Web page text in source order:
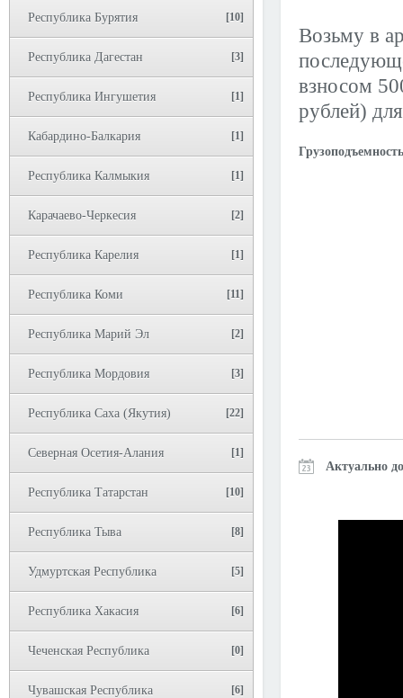
Республика Бурятия [10]
Республика Дагестан [3]
Республика Ингушетия [1]
Кабардино-Балкария [1]
Республика Калмыкия [1]
Карачаево-Черкесия [2]
Республика Карелия [1]
Республика Коми [11]
Республика Марий Эл [2]
Республика Мордовия [3]
Республика Саха (Якутия) [22]
Северная Осетия-Алания [1]
Республика Татарстан [10]
Республика Тыва [8]
Удмуртская Республика [5]
Республика Хакасия [6]
Чеченская Республика [0]
Чувашская Республика [6]
Возьму в
взносом
рублей)
Актуально